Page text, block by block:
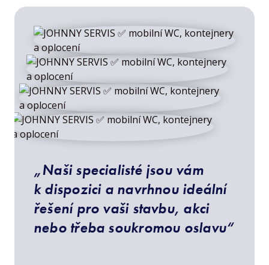
„Naši specialisté jsou vám
k dispozici a navrhnou ideální
řešení pro vaši stavbu, akci
nebo třeba soukromou oslavu“